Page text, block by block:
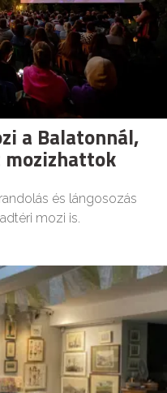
a Balatonnál,
és lángosozás
mozi is.